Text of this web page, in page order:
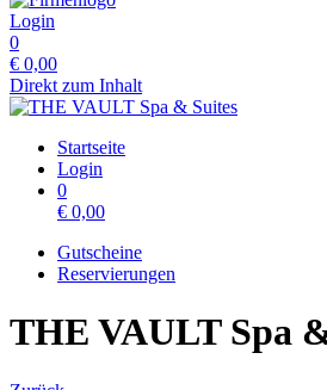
Login
0
€ 0,00
Direkt zum Inhalt
Startseite
Login
0
€ 0,00
Gutscheine
Reservierungen
THE VAULT Spa